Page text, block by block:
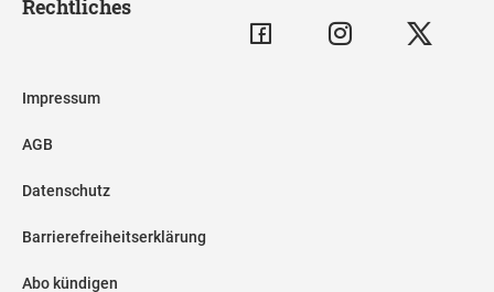
Rechtliches
Impressum
AGB
Datenschutz
Barrierefreiheitserklärung
Abo kündigen